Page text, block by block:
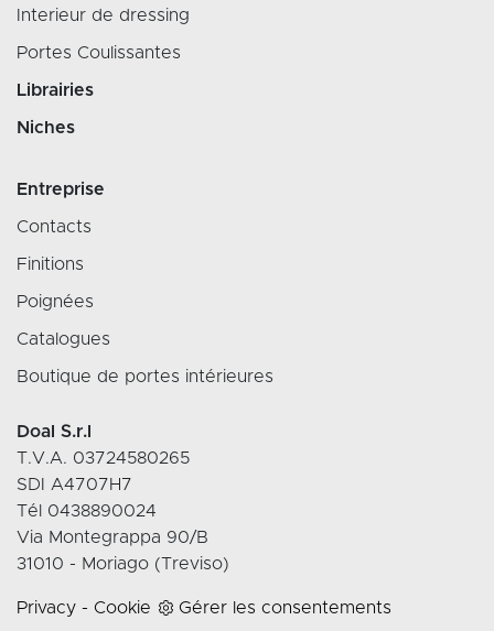
Interieur de dressing
Portes Coulissantes
Librairies
Niches
Entreprise
Contacts
Finitions
Poignées
Catalogues
Boutique de portes intérieures
Doal S.r.l
T.V.A. 03724580265
SDI A4707H7
Tél 0438890024
Via Montegrappa 90/B
31010 - Moriago (Treviso)
Privacy - Cookie Gérer les consentements